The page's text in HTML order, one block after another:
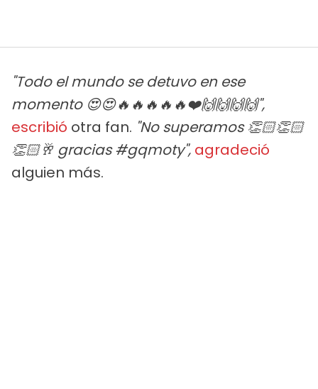
"Todo el mundo se detuvo en ese
momento 😍😍🔥🔥🔥🔥🔥❤️🙌🙌🙌🙌",
escribió otra fan. "No superamos 👏🏻👏🏻
👏🏻🥂 gracias #gqmoty", agradeció
alguien más.